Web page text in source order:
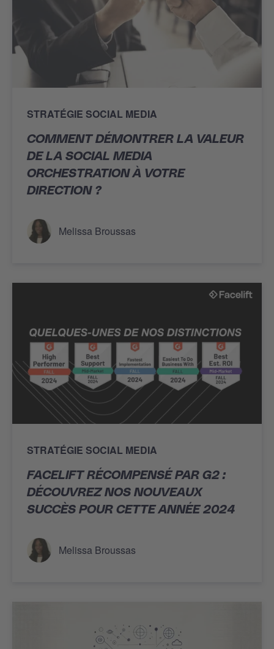
STRATÉGIE SOCIAL MEDIA
COMMENT DÉMONTRER LA VALEUR
DE LA SOCIAL MEDIA
ORCHESTRATION À VOTRE
DIRECTION ?
Melissa Broussas
STRATÉGIE SOCIAL MEDIA
FACELIFT RÉCOMPENSÉ PAR G2 :
DÉCOUVREZ NOS NOUVEAUX
SUCCÈS POUR CETTE ANNÉE 2024
Melissa Broussas